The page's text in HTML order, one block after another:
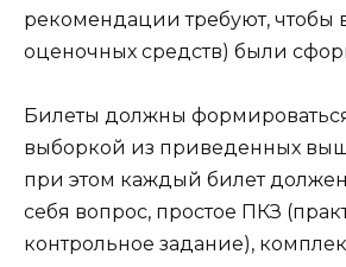
рекомендации требуют,
оценочных средств) были
Билеты должны
выборкой из приведенных
при этом каждый билет
себя вопрос, простое ПКЗ
контрольное задание),